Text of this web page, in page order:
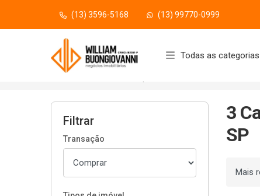
(13) 3596-5168 (13) 99770-0999
Página inicial
Todas as categorias
Filtrar
Transação
3
SP